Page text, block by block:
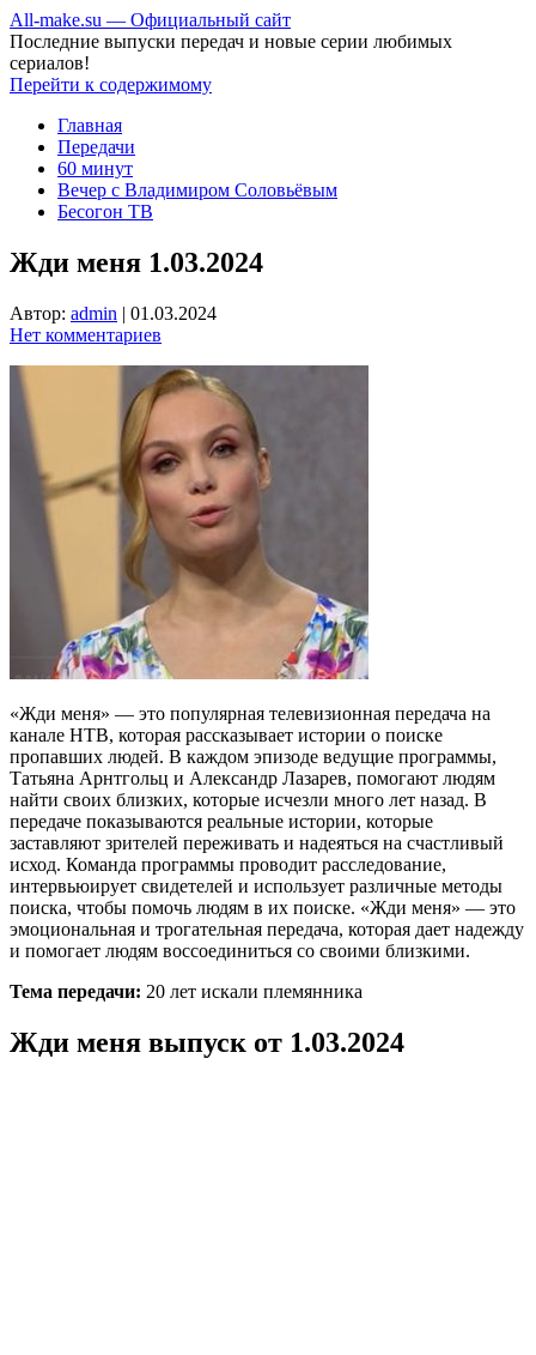
All-make.su — Официальный сайт
Последние выпуски передач и новые серии любимых
сериалов!
Перейти к содержимому
Главная
Передачи
60 минут
Вечер с Владимиром Соловьёвым
Бесогон ТВ
Жди меня 1.03.2024
Автор: admin | 01.03.2024
Нет комментариев
«Жди меня» — это популярная телевизионная передача на
канале НТВ, которая рассказывает истории о поиске
пропавших людей. В каждом эпизоде ведущие программы,
Татьяна Арнтгольц и Александр Лазарев, помогают людям
найти своих близких, которые исчезли много лет назад. В
передаче показываются реальные истории, которые
заставляют зрителей переживать и надеяться на счастливый
исход. Команда программы проводит расследование,
интервьюирует свидетелей и использует различные методы
поиска, чтобы помочь людям в их поиске. «Жди меня» — это
эмоциональная и трогательная передача, которая дает надежду
и помогает людям воссоединиться со своими близкими.
Тема передачи: 20 лет искали племянника
Жди меня выпуск от 1.03.2024